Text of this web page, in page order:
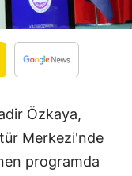
Özkaya,
Merkezi'nde
programda